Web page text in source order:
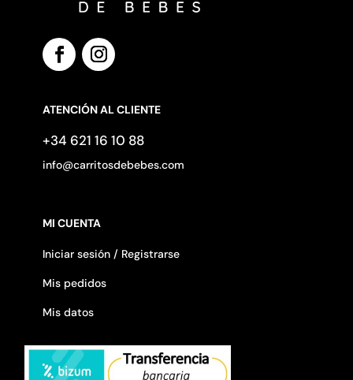
ATENCIÓN AL CLIENTE
+34 621 16 10 88
info@carritosdebebes.com
MI CUENTA
Iniciar sesión / Registrarse
Mis pedidos
Mis datos